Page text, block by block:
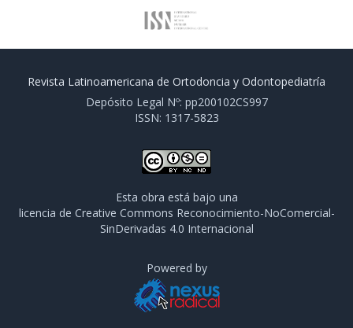
Revista Latinoamericana de Ortodoncia y Odontopediatría
Depósito Legal Nº: pp200102CS997
ISSN: 1317-5823
Esta obra está bajo una
licencia de Creative Commons Reconocimiento-NoComercial-
SinDerivadas 4.0 Internacional
Powered by